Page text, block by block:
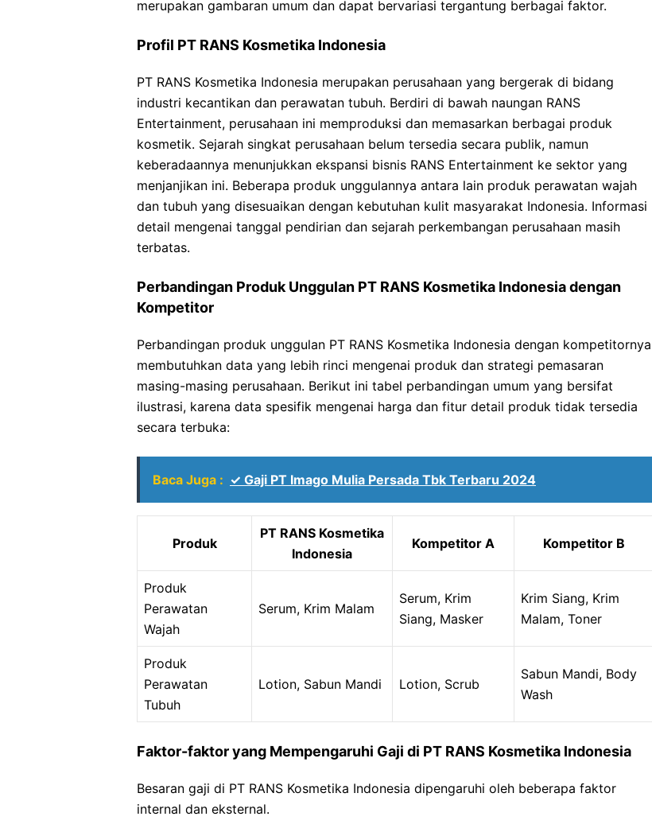
merupakan gambaran umum dan dapat bervariasi tergantung berbagai faktor.
Profil PT RANS Kosmetika Indonesia
PT RANS Kosmetika Indonesia merupakan perusahaan yang bergerak di bidang
industri kecantikan dan perawatan tubuh. Berdiri di bawah naungan RANS
Entertainment, perusahaan ini memproduksi dan memasarkan berbagai produk
kosmetik. Sejarah singkat perusahaan belum tersedia secara publik, namun
keberadaannya menunjukkan ekspansi bisnis RANS Entertainment ke sektor yang
menjanjikan ini. Beberapa produk unggulannya antara lain produk perawatan wajah
dan tubuh yang disesuaikan dengan kebutuhan kulit masyarakat Indonesia. Informasi
detail mengenai tanggal pendirian dan sejarah perkembangan perusahaan masih
terbatas.
Perbandingan Produk Unggulan PT RANS Kosmetika Indonesia dengan
Kompetitor
Perbandingan produk unggulan PT RANS Kosmetika Indonesia dengan kompetitornya
membutuhkan data yang lebih rinci mengenai produk dan strategi pemasaran
masing-masing perusahaan. Berikut ini tabel perbandingan umum yang bersifat
ilustrasi, karena data spesifik mengenai harga dan fitur detail produk tidak tersedia
secara terbuka:
Baca Juga : ✓ Gaji PT Imago Mulia Persada Tbk Terbaru 2024
Produk
PT RANS Kosmetika
Indonesia
Kompetitor A Kompetitor B
Produk
Perawatan
Wajah
Serum, Krim Malam
Serum, Krim
Siang, Masker
Krim Siang, Krim
Malam, Toner
Produk
Perawatan
Tubuh
Lotion, Sabun Mandi Lotion, Scrub
Sabun Mandi, Body
Wash
Faktor-faktor yang Mempengaruhi Gaji di PT RANS Kosmetika Indonesia
Besaran gaji di PT RANS Kosmetika Indonesia dipengaruhi oleh beberapa faktor
internal dan eksternal.